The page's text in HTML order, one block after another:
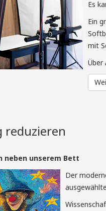
und Content-
auf Basis von 4th
11.3 Receiver
Es
Ein
mit
Über
reduzieren
neben unserem Bett
Der